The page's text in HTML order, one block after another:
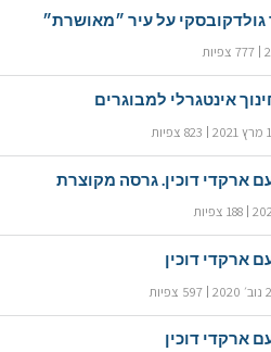
גולדקובסקי על עיר ״מאושרת״
777 צפיות
אינטגרלי למבוגרים
823 צפיות
ארקדי דוכין. גרסה מקוצרת
188 צפיות
ארקדי דוכין
597 צפיות
ארקדי דוכין